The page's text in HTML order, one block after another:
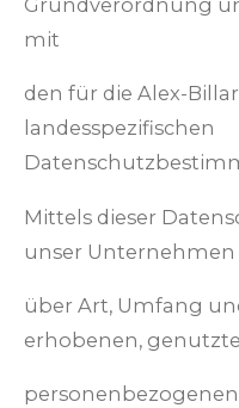
mit
den für die Alex-
landesspezifischen
Mittels dieser
unser
über Art, Umfang
erhobenen,